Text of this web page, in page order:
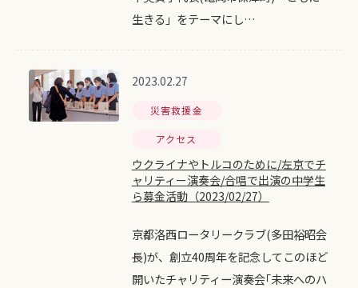
生きる」をテーマにし…
2023.02.27
災害救援金
アクセス
ウクライナやトルコのために/左京でチ
ャリティー演奏会/合唱で出演の中学生
ら募金活動（2023/02/27）
京都洛西ロータリークラブ(多田裕昭会
長)が、創立40周年を記念してこのほど
開いたチャリティー演奏会｢未来へのハ